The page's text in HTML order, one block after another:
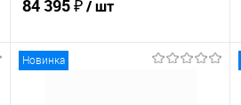
84 395 ₽/ шт
Новинка